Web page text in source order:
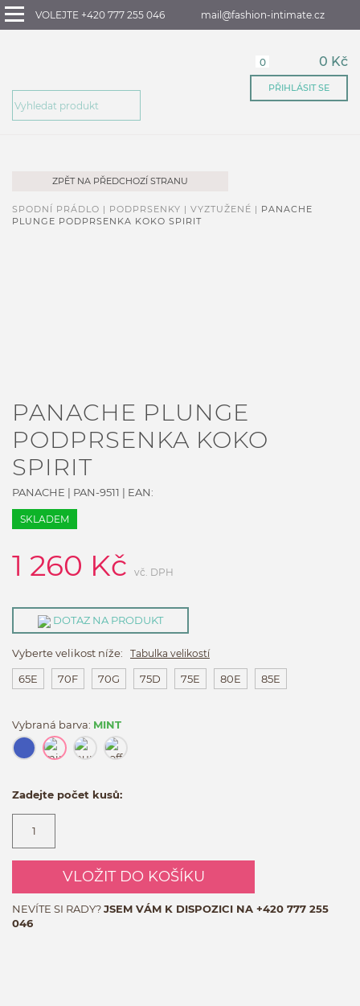
VOLEJTE +420 777 255 046 mail@fashion-intimate.cz
0 0 Kč
PŘIHLÁSIT SE
ZPĚT NA PŘEDCHOZÍ STRANU
SPODNÍ PRÁDLO | PODPRSENKY | VYZTUŽENÉ | PANACHE
PLUNGE PODPRSENKA KOKO SPIRIT
PANACHE PLUNGE
PODPRSENKA KOKO
SPIRIT
PANACHE | PAN-9511 | EAN:
SKLADEM
1 260 Kč vč. DPH
DOTAZ NA PRODUKT
Vyberte velikost níže: Tabulka velikostí
65E 70F 70G 75D 75E 80E 85E
Vybraná barva: MINT
Zadejte počet kusů:
VLOŽIT DO KOŠÍKU
NEVÍTE SI RADY?JSEM VÁM K DISPOZICI NA +420 777 255
046